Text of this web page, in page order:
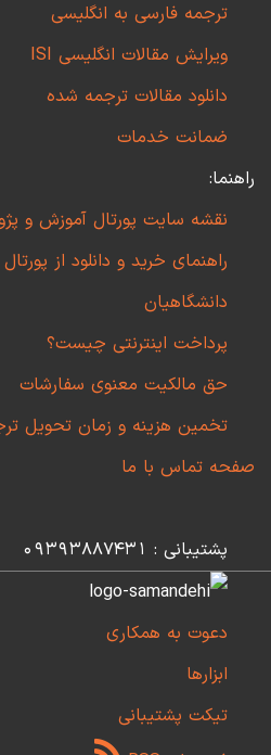
ترجمه فارسی به انگلیسی
ویرایش مقالات انگلیسی ISI
دانلود مقالات ترجمه شده
ضمانت خدمات
راهنما:
نقشه سایت پورتال آموزش و
راهنمای خرید و دانلود از
دانشگاهیان
پرداخت اینترنتی چیست؟
حق مالکیت معنوی سفارشات
تخمین هزینه و زمان تحویل
صفحه تماس با ما
پشتیبانی : 09393887431
دعوت به همکاری
ابزارها
تیکت پشتیبانی